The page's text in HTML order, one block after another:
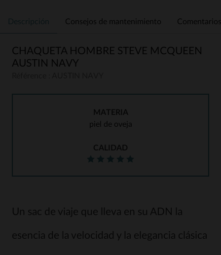
Descripción Consejos de mantenimiento
CHAQUETA HOMBRE STEVE MCQUEEN
AUSTIN NAVY
MATERIA
piel de oveja
CALIDAD
Un sac de viaje que lleva en su ADN la
esencia de la velocidad y la elegancia clásica